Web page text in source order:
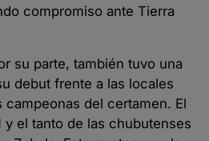
compromiso ante Tierra
su parte, también tuvo una
debut frente a las locales
campeonas del certamen. El
y el tanto de las chubutenses